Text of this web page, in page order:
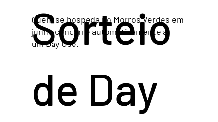
Sorteio
de Day
Quem se hospeda no Morros Verdes em
junho concorre automaticamente a
um Day Use.